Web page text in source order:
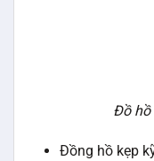
Đồ hồ
Đồng hồ kẹp